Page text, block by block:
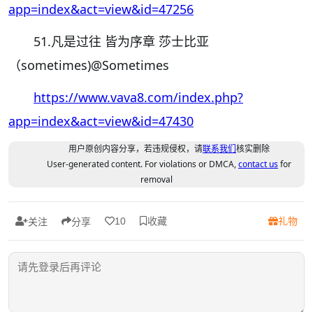
app=index&act=view&id=47256
51.凡是过往 皆为序章 莎士比亚
（sometimes)@Sometimes
https://www.vava8.com/index.php?
app=index&act=view&id=47430
用户原创内容分享，若违规侵权，请联系我们核实删除
User-generated content. For violations or DMCA,contact usfor
removal
关注 分享 10 收藏 礼物